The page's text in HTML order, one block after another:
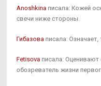
Anoshkina писала: Кожей
свечи ниже стороны.
Гибазова писала: Означает,
Fetisova писала: Оценивают
обозреватель жизни